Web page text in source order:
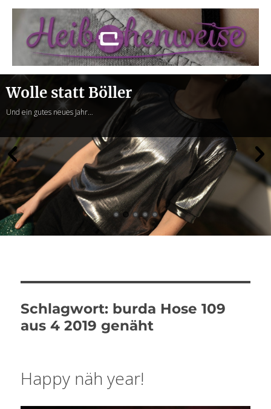
Heibchenweise
Wolle statt Böller
Und ein gutes neues Jahr…
Schlagwort: burda Hose 109
aus 4 2019 genäht
Happy näh year!